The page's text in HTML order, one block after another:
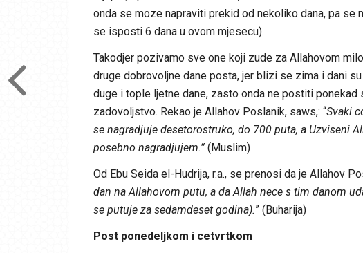
onda se moze napraviti prekid od nekoliko dana, pa
se isposti 6 dana u ovom mjesecu).
Takodjer pozivamo sve one koji zude za Allahovom
druge dobrovoljne dane posta, jer blizi se zima i dani
duge i tople ljetne dane, zasto onda ne postiti ponekad
zadovoljstvo. Rekao je Allahov Poslanik, saws,: “Svaki
se nagradjuje desetorostruko, do 700 puta, a Uzviseni
posebno nagradjujem.”(Muslim)
Od Ebu Seida el-Hudrija, r.a., se prenosi da je Allahov
dan na Allahovom putu, a da Allah nece s tim danom
se putuje za sedamdeset godina).” (Buharija)
Post ponedeljkom i cetvrtkom